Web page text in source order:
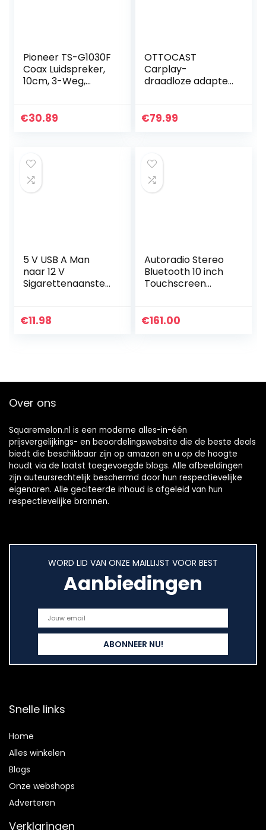
Pioneer TS-G1030F
Coax Luidspreker,
10cm, 3-Weg,
€30.89
OTTOCAST
Carplay-
draadloze adapter
CarPlay dongle
€79.99
5 V USB A Man
naar 12 V
Sigarettenaanstek
Sigarettenaanstek
€11.98
Autoradio Stereo
Bluetooth 10 inch
Touchscreen
draadloze carplay
€161.00
Over ons
Squaremelon.nl is een moderne alles-in-één
prijsvergelijkings- en beoordelingswebsite die de beste deals
biedt die beschikbaar zijn op amazon en u op de hoogte
houdt via de laatst toegevoegde blogs. Alle afbeeldingen
zijn auteursrechtelijk beschermd door hun respectievelijke
eigenaren. Alle geciteerde inhoud is afgeleid van hun
respectievelijke bronnen.
WORD LID VAN ONZE MAILLIJST VOOR BEST
Aanbiedingen
Snelle links
Home
Alles winkelen
Blogs
Onze webshops
Adverteren
Verklaringen